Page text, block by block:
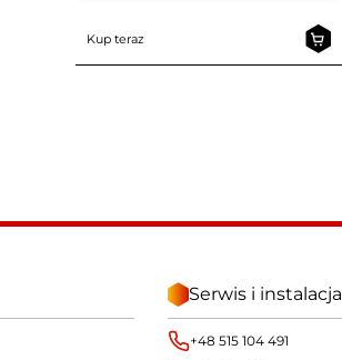
Kup teraz
Serwis i instalacja
+48 515 104 491